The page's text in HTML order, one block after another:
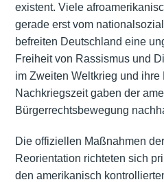
existent. Viele
gerade erst vom
befreiten Deutschland eine
Freiheit von Rassismus und
im Zweiten Weltkrieg und ihre
Nachkriegszeit gaben der
Bürgerrechtsbewegung
Die offiziellen Maßnahmen
Reorientation richteten sich
den amerikanisch